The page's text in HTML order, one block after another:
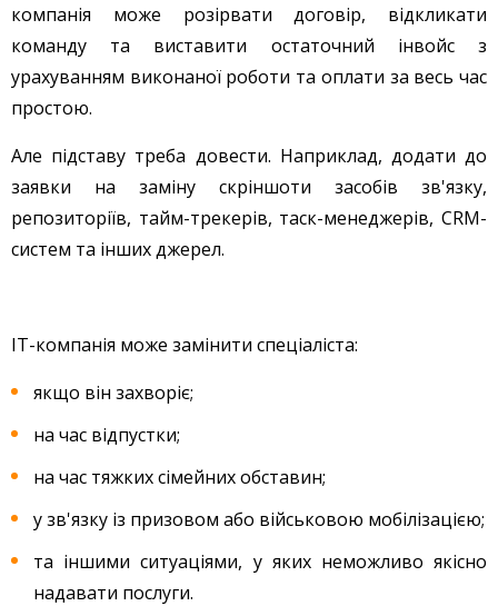
компанія може розірвати договір, відкликати
команду та виставити остаточний інвойс з
урахуванням виконаної роботи та оплати за весь час
простою.
Але підставу треба довести. Наприклад, додати до
заявки на заміну скріншоти засобів зв'язку,
репозиторіїв, тайм-трекерів, таск-менеджерів, CRM-
систем та інших джерел.
IT-компанія може замінити спеціаліста:
якщо він захворіє;
на час відпустки;
на час тяжких сімейних обставин;
у зв'язку із призовом або військовою мобілізацією;
та іншими ситуаціями, у яких неможливо якісно
надавати послуги.